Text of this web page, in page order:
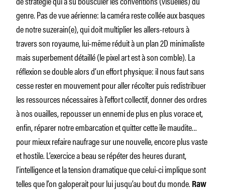
genre. Pas de vue aérienne: la caméra reste collée aux basques
de notre suzerain(e), qui doit multiplier les allers-retours à
travers son royaume, lui-même réduit à un plan 2D minimaliste
mais superbement détaillé (le pixel art est à son comble). La
réflexion se double alors d’un effort physique: il nous faut sans
cesse rester en mouvement pour aller récolter puis redistribuer
les ressources nécessaires à l’effort collectif, donner des ordres
à nos ouailles, repousser un ennemi de plus en plus vorace et,
enfin, réparer notre embarcation et quitter cette île maudite…
pour mieux refaire naufrage sur une nouvelle, encore plus vaste
et hostile. L’exercice a beau se répéter des heures durant,
l’intelligence et la tension dramatique que celui-ci implique sont
telles que l’on galoperait pour lui jusqu’au bout du monde. Raw